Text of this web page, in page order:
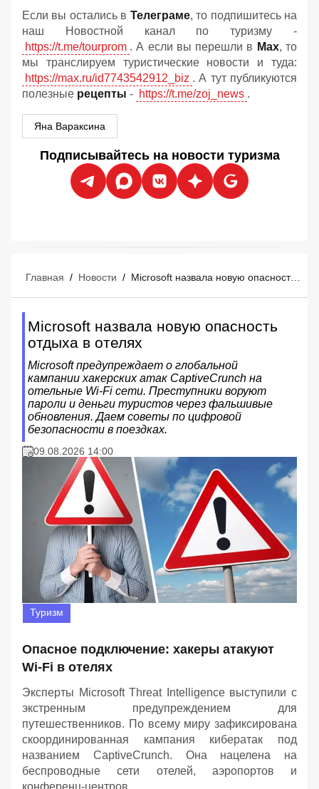
Если вы остались в Телеграме, то подпишитесь на
наш Новостной канал по туризму -
https://t.me/tourprom . А если вы перешли в Мах, то
мы транслируем туристические новости и туда:
https://max.ru/id7743542912_biz . А тут публикуются
полезные рецепты - https://t.me/zoj_news .
Яна Вараксина
Подписывайтесь на новости туризма
Главная / Новости / Microsoft назвала новую опасность отдыха в отелях
Microsoft назвала новую опасность
отдыха в отелях
Microsoft предупреждает о глобальной
кампании хакерских атак CaptiveCrunch на
отельные Wi-Fi сети. Преступники воруют
пароли и деньги туристов через фальшивые
обновления. Даем советы по цифровой
безопасности в поездках.
09.08.2026 14:00
Туризм
Опасное подключение: хакеры атакуют
Wi-Fi в отелях
Эксперты Microsoft Threat Intelligence выступили с
экстренным предупреждением для
путешественников. По всему миру зафиксирована
скоординированная кампания кибератак под
названием CaptiveCrunch. Она нацелена на
беспроводные сети отелей, аэропортов и